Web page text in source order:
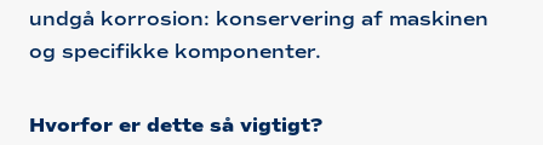
undgå korrosion: konservering af maskinen
og specifikke komponenter.
Hvorfor er dette så vigtigt?